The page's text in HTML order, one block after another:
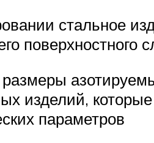
стальное
поверхностного
изделий,
параметров